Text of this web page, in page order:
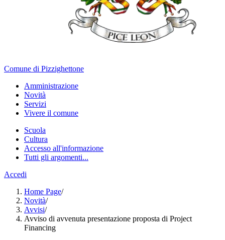
Comune di Pizzighettone
Amministrazione
Novità
Servizi
Vivere il comune
Scuola
Cultura
Accesso all'informazione
Tutti gli argomenti...
Accedi
Home Page/
Novità/
Avvisi/
Avviso di avvenuta presentazione proposta di Project
Financing